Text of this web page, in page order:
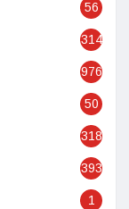
56
314
976
50
318
393
1